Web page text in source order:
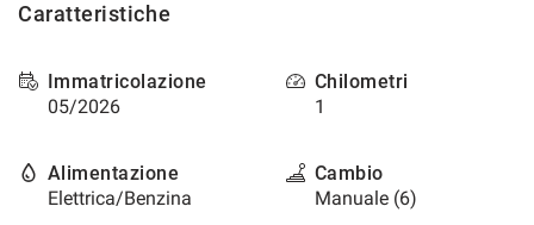
Caratteristiche
Immatricolazione
05/2026
Chilometri
1
Alimentazione
Elettrica/Benzina
Cambio
Manuale (6)
descritte.
ottenere
maggiori
informazioni
e
sul
funzionamento